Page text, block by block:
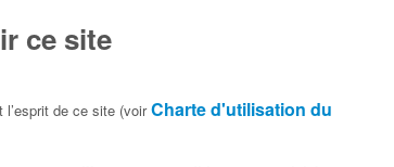
ce site
de ce site (voirCharte d'utilisation du